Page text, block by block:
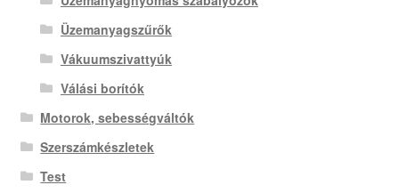
Üzemanyagszűrők
Vákuumszivattyúk
Válási borítók
Motorok, sebességváltók
Szerszámkészletek
Test